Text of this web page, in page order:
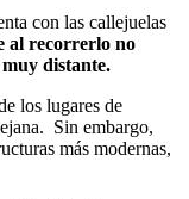
con las callejuelas
al recorrerlo no
distante.
los lugares de
Sin embargo,
más modernas,